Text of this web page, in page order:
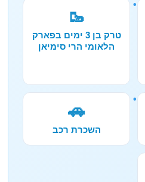
🥾
טרק בן 3 ימים בפארק
הלאומי הרי סימיאן
🚗
השכרת רכב